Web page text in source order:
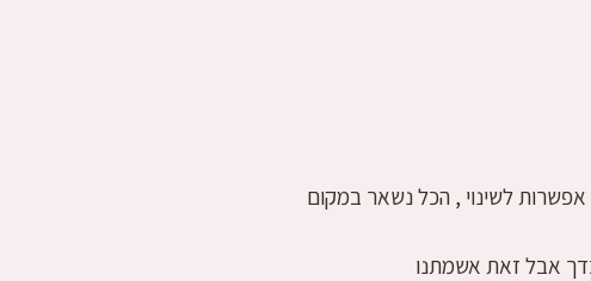
אפשרות לשינוי , הכל נשאר במקום
אבל זאת אשמתנו